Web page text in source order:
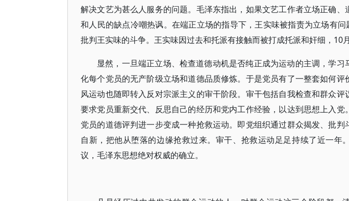
解决文艺为甚么人服务的问题。毛泽东指出，如果文艺工作者立场正确、
和人民的缺点冷嘲热讽。在端正立场的指导下，王实味被指责为立场有
批判王实味的斗争。王实味因过去和托派有接触而被打成托派和奸细，10
显然，一旦端正立场、检查道德动机是否纯正成为运动的主调，学
化每个党员的无产阶级立场和道德品质修炼。于是党员有了一整套如何
风运动也随即转入反对宗派主义的审干阶段。审干包括自我检查和群众评
要求党员重新交代、反思自己的经历和党内工作经验，以达到思想上入
党员的道德评判进一步变成一种抢救运动。即党组织通过群众揭发、批判
自新，把他从堕落的边缘抢救过来。审干、抢救运动足足持续了近一年
议，毛泽东思想绝对权威的确立。